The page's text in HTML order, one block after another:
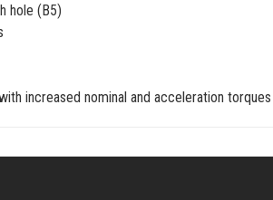
hole (B5)
increased nominal and acceleration